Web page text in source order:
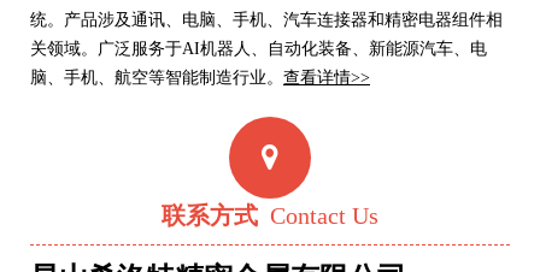
统。产品涉及通讯、电脑、手机、汽车连接器和精密电器组件相
关领域。广泛服务于AI机器人
、自动化装备 新能源汽车、电
脑、手机、航空等智能制造行业。 查看详情>>
联系方式 Contact Us